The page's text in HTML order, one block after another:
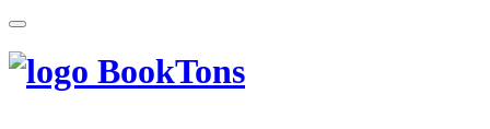
BookTons